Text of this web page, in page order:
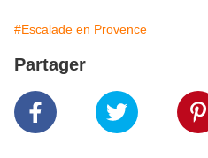
#Escalade en Provence
Partager